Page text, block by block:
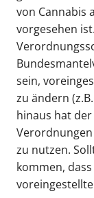
von Cannabis
vorgesehen
sein,
zu ändern
hinaus hat
Verordnungen
zu nutzen.
kommen,